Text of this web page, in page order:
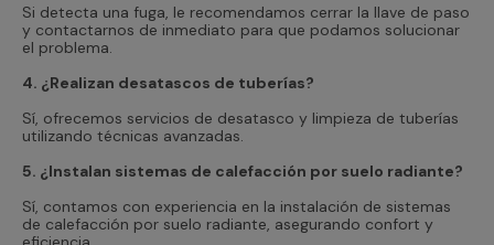
Si detecta una fuga, le recomendamos cerrar la llave de paso
y contactarnos de inmediato para que podamos solucionar
el problema.
4. ¿Realizan desatascos de tuberías?
Sí, ofrecemos servicios de desatasco y limpieza de tuberías
utilizando técnicas avanzadas.
5. ¿Instalan sistemas de calefacción por suelo radiante?
Sí, contamos con experiencia en la instalación de sistemas
de calefacción por suelo radiante, asegurando confort y